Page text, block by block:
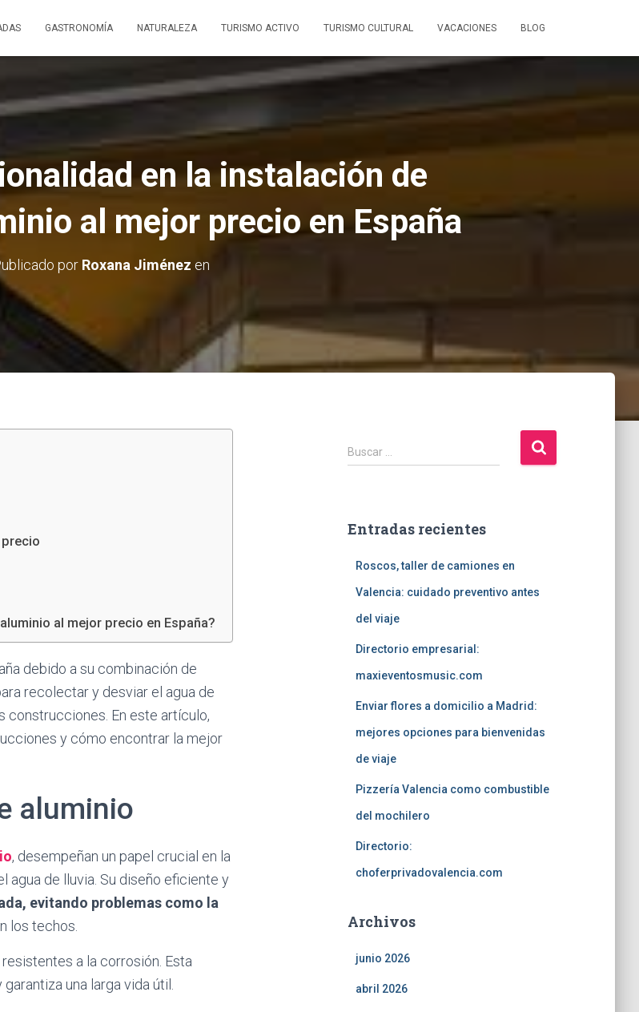
GASTRONOMÍA NATURALEZA TURISMO ACTIVO TURISMO CULTURAL VACACIONES BLOG
en la instalación de
al mejor precio en España
por Roxana Jiménez en
al mejor precio en España?
debido a su combinación de
recolectar y desviar el agua de
construcciones. En este artículo,
y cómo encontrar la mejor
aluminio
, desempeñan un papel crucial en la
de lluvia. Su diseño eficiente y
evitando problemas como la
los techos.
a la corrosión. Esta
una larga vida útil.
B
u
r
Buscar …
Entradas recientes
Roscos, taller de camiones en
Valencia: cuidado preventivo antes
del viaje
Directorio empresarial:
maxieventosmusic.com
Enviar flores a domicilio a Madrid:
mejores opciones para bienvenidas
de viaje
Pizzería Valencia como combustible
del mochilero
Directorio:
choferprivadovalencia.com
Archivos
junio 2026
abril 2026